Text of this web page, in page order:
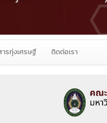
ารทุ่งเศรษฐี ติดต่อเรา